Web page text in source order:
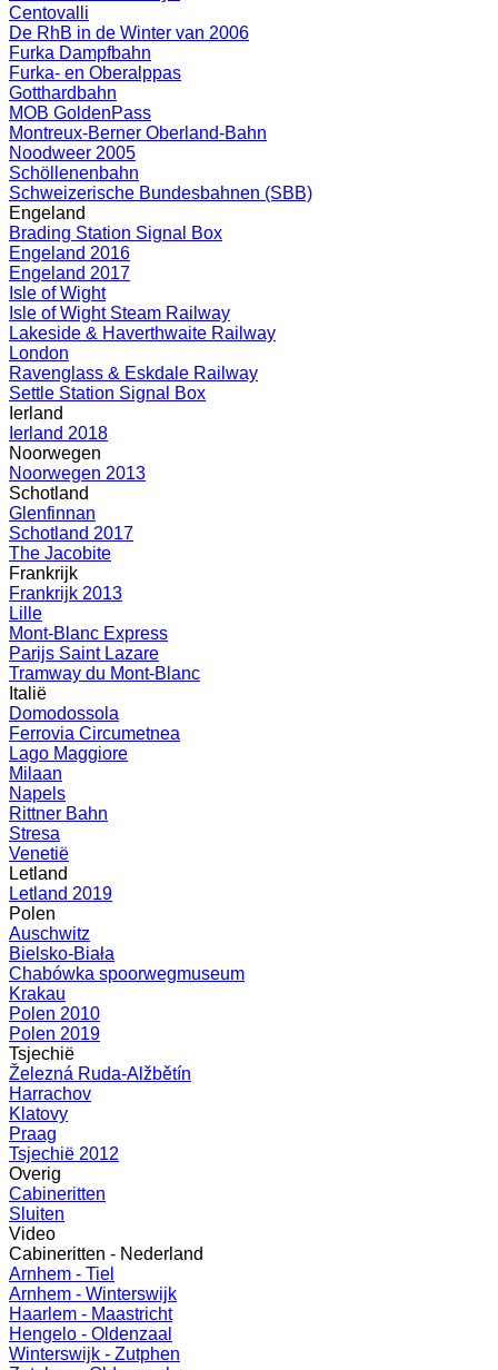
Centovalli
De RhB in de Winter van 2006
Furka Dampfbahn
Furka- en Oberalppas
Gotthardbahn
MOB GoldenPass
Montreux-Berner Oberland-Bahn
Noodweer 2005
Schöllenenbahn
Schweizerische Bundesbahnen (SBB)
Engeland
Brading Station Signal Box
Engeland 2016
Engeland 2017
Isle of Wight
Isle of Wight Steam Railway
Lakeside & Haverthwaite Railway
London
Ravenglass & Eskdale Railway
Settle Station Signal Box
Ierland
Ierland 2018
Noorwegen
Noorwegen 2013
Schotland
Glenfinnan
Schotland 2017
The Jacobite
Frankrijk
Frankrijk 2013
Lille
Mont-Blanc Express
Parijs Saint Lazare
Tramway du Mont-Blanc
Italië
Domodossola
Ferrovia Circumetnea
Lago Maggiore
Milaan
Napels
Rittner Bahn
Stresa
Venetië
Letland
Letland 2019
Polen
Auschwitz
Bielsko-Biała
Chabówka spoorwegmuseum
Krakau
Polen 2010
Polen 2019
Tsjechië
Železná Ruda-Alžbětín
Harrachov
Klatovy
Praag
Tsjechië 2012
Overig
Cabineritten
Sluiten
Video
Cabineritten - Nederland
Arnhem - Tiel
Arnhem - Winterswijk
Haarlem - Maastricht
Hengelo - Oldenzaal
Winterswijk - Zutphen